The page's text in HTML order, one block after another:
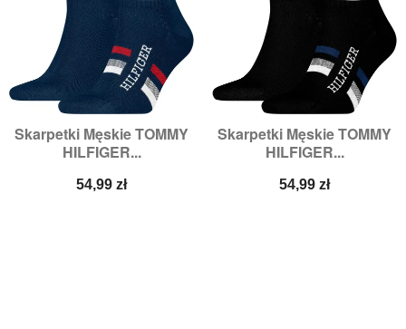
Skarpetki Męskie TOMMY
HILFIGER...
Cena
54,99 zł
Skarpetki Męskie TOMMY
HILFIGER...
Cena
54,99 zł